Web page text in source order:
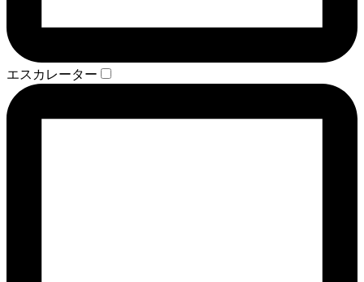
エスカレーター